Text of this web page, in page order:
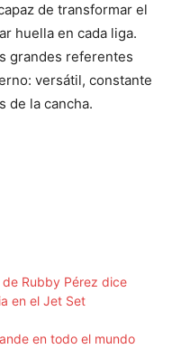
de transformar el
huella en cada liga.
grandes referentes
versátil, constante
de la cancha.
Rubby Pérez dice
en el Jet Set
en todo el mundo